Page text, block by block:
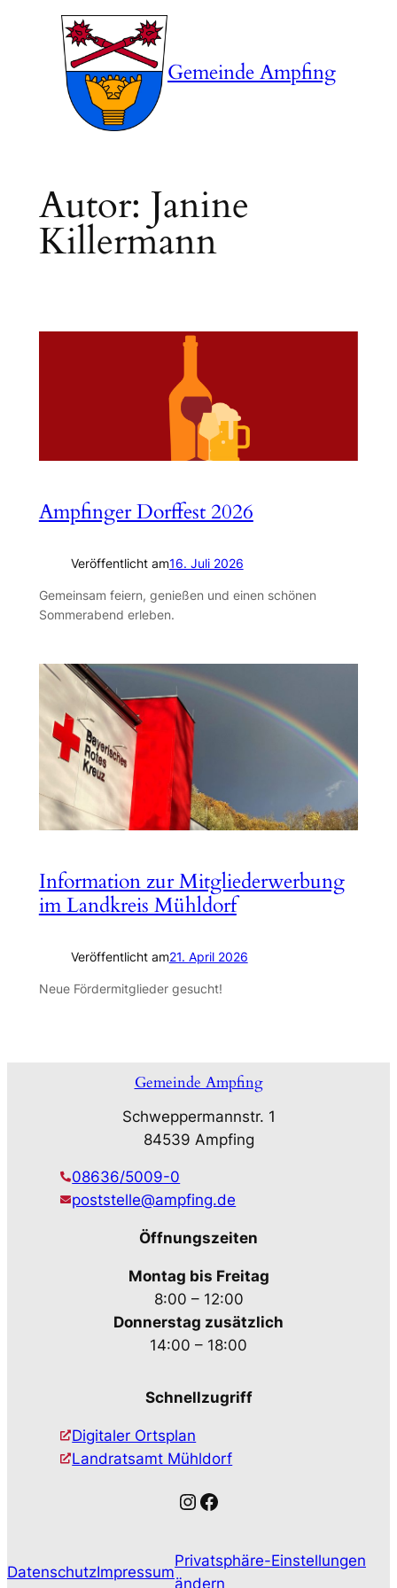
springen
Gemeinde Ampfing
Autor: Janine
Killermann
Ampfinger Dorffest 2026
Veröffentlicht am16. Juli 2026
Gemeinsam feiern, genießen und einen schönen
Sommerabend erleben.
Information zur Mitgliederwerbung
im Landkreis Mühldorf
Veröffentlicht am21. April 2026
Neue Fördermitglieder gesucht!
Gemeinde Ampfing
Schweppermannstr. 1
84539 Ampfing
08636/5009-0
poststelle@ampfing.de
Öffnungszeiten
Montag bis Freitag
8:00 – 12:00
Donnerstag zusätzlich
14:00 – 18:00
Schnellzugriff
Digitaler Ortsplan
Landratsamt Mühldorf
Instagram Facebook
DatenschutzImpressum
Privatsphäre-Einstellungen
ändern